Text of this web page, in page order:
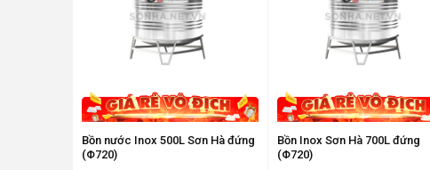
Bồn nước Inox 500L Sơn Hà đứng
(Φ720)
Bồn Inox Sơn Hà 700L đứng
(Φ720)